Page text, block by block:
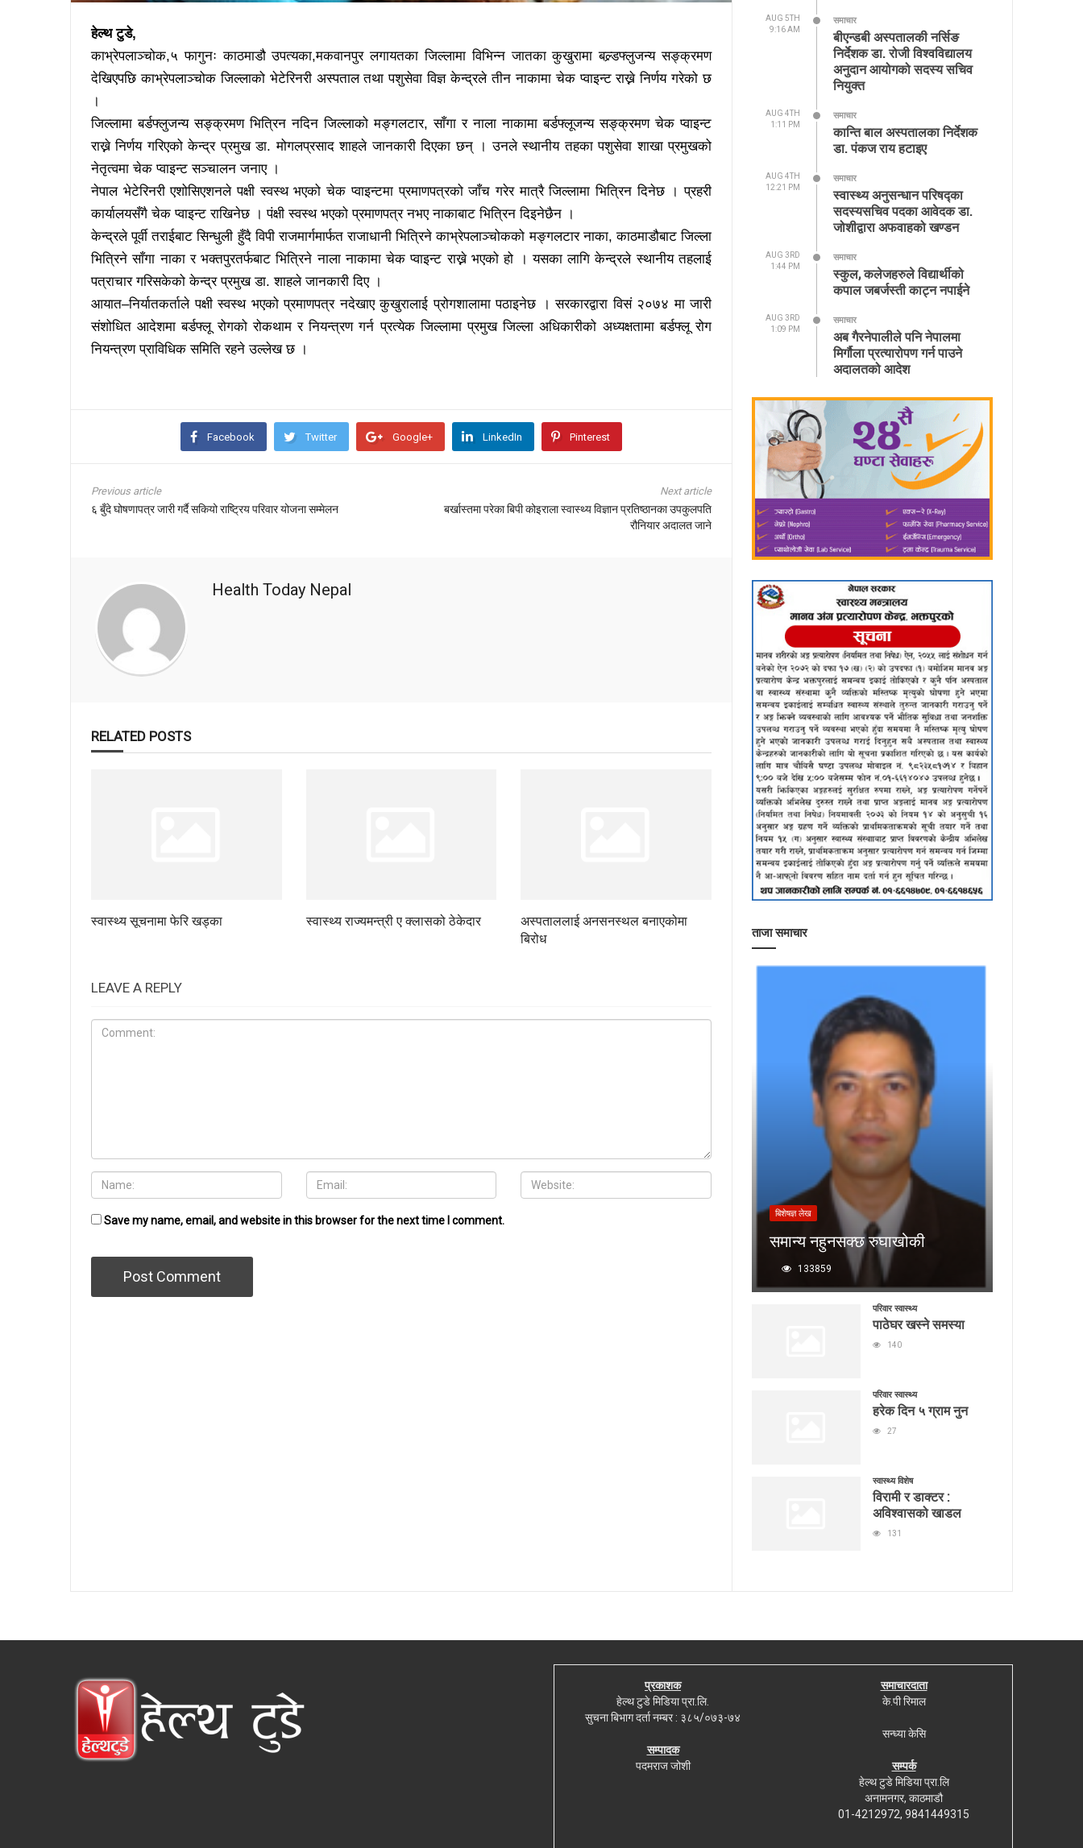
हेल्थ टुडे,
काभ्रेपलाञ्चोक,५ फागुनः काठमाडौ उपत्यका,मकवानपुर लगायतका जिल्लामा विभिन्न जातका कुखुरामा बल्र्डफ्लुजन्य सङ्क्रमण
देखिएपछि काभ्रेपलाञ्चोक जिल्लाको भेटेरिनरी अस्पताल तथा पशुसेवा विज्ञ केन्द्रले तीन नाकामा चेक प्वाइन्ट राख्ने निर्णय गरेको छ
।
जिल्लामा बर्डफ्लुजन्य सङ्क्रमण भित्रिन नदिन जिल्लाको मङ्गलटार, साँगा र नाला नाकामा बर्डफ्लूजन्य सङ्क्रमण चेक प्वाइन्ट
राख्ने निर्णय गरिएको केन्द्र प्रमुख डा. मोगलप्रसाद शाहले जानकारी दिएका छन् । उनले स्थानीय तहका पशुसेवा शाखा प्रमुखको
नेतृत्वमा चेक प्वाइन्ट सञ्चालन जनाए ।
नेपाल भेटेरिनरी एशोसिएशनले पक्षी स्वस्थ भएको चेक प्वाइन्टमा प्रमाणपत्रको जाँच गरेर मात्रै जिल्लामा भित्रिन दिनेछ । प्रहरी
कार्यालयसँगै चेक प्वाइन्ट राखिनेछ । पंक्षी स्वस्थ भएको प्रमाणपत्र नभए नाकाबाट भित्रिन दिइनेछैन ।
केन्द्रले पूर्वी तराईबाट सिन्धुली हुँदै विपी राजमार्गमार्फत राजाधानी भित्रिने काभ्रेपलाञ्चोकको मङ्गलटार नाका, काठमाडौबाट जिल्ला
भित्रिने साँगा नाका र भक्तपुरतर्फबाट भित्रिने नाला नाकामा चेक प्वाइन्ट राख्ने भएको हो । यसका लागि केन्द्रले स्थानीय तहलाई
पत्राचार गरिसकेको केन्द्र प्रमुख डा. शाहले जानकारी दिए ।
आयात–निर्यातकर्ताले पक्षी स्वस्थ भएको प्रमाणपत्र नदेखाए कुखुरालाई प्रोगशालामा पठाइनेछ । सरकारद्वारा विसं २०७४ मा जारी
संशोधित आदेशमा बर्डफ्लू रोगको रोकथाम र नियन्त्रण गर्न प्रत्येक जिल्लामा प्रमुख जिल्ला अधिकारीको अध्यक्षतामा बर्डफ्लू रोग
नियन्त्रण प्राविधिक समिति रहने उल्लेख छ ।
Facebook Twitter Google+ LinkedIn Pinterest
Previous article
६ बुँदे घोषणापत्र जारी गर्दै सकियो राष्ट्रिय परिवार योजना सम्मेलन
Next article
बर्खास्तमा परेका बिपी कोइराला स्वास्थ्य विज्ञान प्रतिष्ठानका उपकुलपति
रौनियार अदालत जाने
Health Today Nepal
RELATED POSTS
स्वास्थ्य सूचनामा फेरि खड्का स्वास्थ्य राज्यमन्त्री ए क्लासको ठेकेदार
अस्पताललाई अनसनस्थल बनाएकोमा
बिरोध
LEAVE A REPLY
Save my name, email, and website in this browser for the next time I comment.
AUG 5TH
9:16 AM
समाचार
बीएन्डबी अस्पतालकी नर्सिङ
निर्देशक डा. रोजी विश्वविद्यालय
अनुदान आयोगको सदस्य सचिव
नियुक्त
AUG 4TH
1:11 PM
समाचार
कान्ति बाल अस्पतालका निर्देशक
डा. पंकज राय हटाइए
AUG 4TH
12:21 PM
समाचार
स्वास्थ्य अनुसन्धान परिषद्का
सदस्यसचिव पदका आवेदक डा.
जोशीद्वारा अफवाहको खण्डन
AUG 3RD
1:44 PM
समाचार
स्कुल, कलेजहरुले विद्यार्थीको
कपाल जबर्जस्ती काट्न नपाईने
AUG 3RD
1:09 PM
समाचार
अब गैरनेपालीले पनि नेपालमा
मिर्गौला प्रत्यारोपण गर्न पाउने
अदालतको आदेश
ताजा समाचार
बिशेषज्ञ लेख
समान्य नहुनसक्छ रुघाखोकी
133859
परिवार स्वास्थ्य
पाठेघर खस्ने समस्या
140
परिवार स्वास्थ्य
हरेक दिन ५ ग्राम नुन
27
स्वास्थ्य विशेष
विरामी र डाक्टर :
अविश्वासको खाडल
131
प्रकाशक
हेल्थ टुडे मिडिया प्रा.लि.
सुचना बिभाग दर्ता नम्बर : ३८५/०७३-७४
सम्पादक
पदमराज जोशी
समाचारदाता
के.पी रिमाल
सन्ध्या केसि
सम्पर्क
हेल्थ टुडे मिडिया प्रा.लि
अनामनगर, काठमाडौ
01-4212972, 9841449315